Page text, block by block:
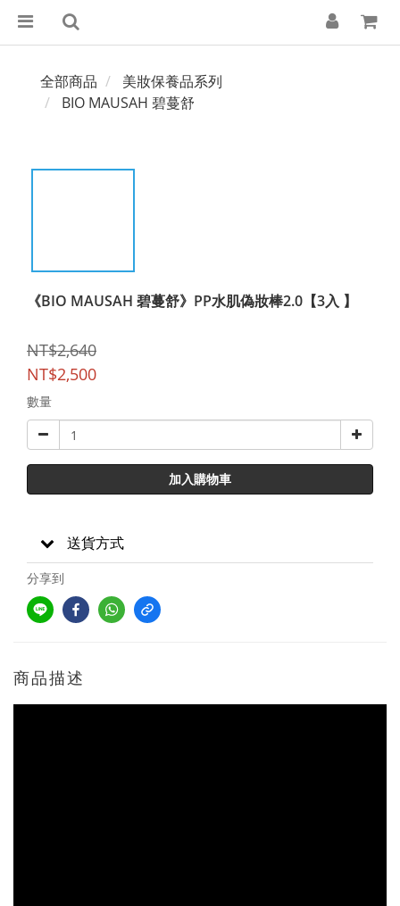
全部商品
美妝保養品系列
BIO MAUSAH 碧蔓舒
《BIO MAUSAH 碧蔓舒》PP水肌偽妝棒2.0【3入 】
NT$2,640
NT$2,500
數量
加入購物車
送貨方式
分享到
商品描述